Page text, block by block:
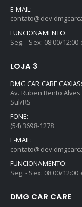
E-MAIL:
FUNCIONAMENTO:
Seg. - Sex: 08:00/
LOJA 3
DMG CAR CARE CAXIAS:
Av. Ruben Bento
Sul/RS
FONE:
(54) 3698-1278
E-MAIL:
FUNCIONAMENTO:
Seg. - Sex: 08:00/
DMG CAR CARE